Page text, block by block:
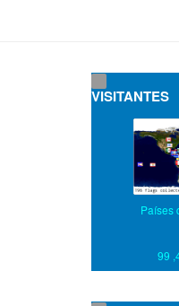
VISITANTES
Países
99